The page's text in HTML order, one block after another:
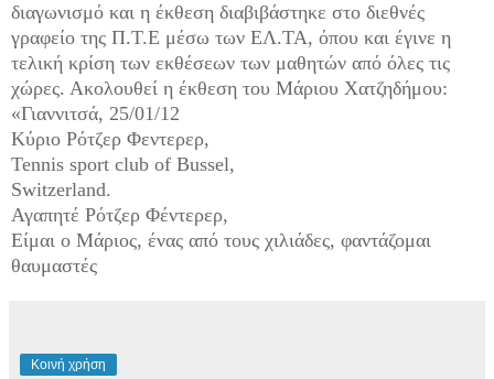
διαγωνισμό και η έκθεση διαβιβάστηκε στο διεθνές
γραφείο της Π.Τ.Ε μέσω των ΕΛ.ΤΑ, όπου και έγινε η
τελική κρίση των εκθέσεων των μαθητών από όλες τις
χώρες. Ακολουθεί η έκθεση του Μάριου Χατζηδήμου:
«Γιαννιτσά, 25/01/12
Κύριο Ρότζερ Φεντερερ,
Tennis sport club of Bussel,
Switzerland.
Αγαπητέ Ρότζερ Φέντερερ,
Είμαι ο Μάριος, ένας από τους χιλιάδες, φαντάζομαι
θαυμαστές
Κοινή χρήση